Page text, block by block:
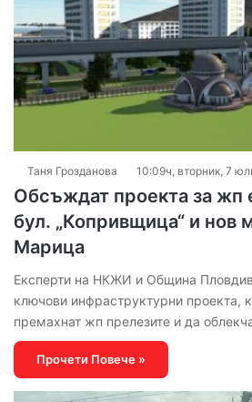
Таня Грозданова 10:09ч, вторник, 7
Обсъждат проекта за жп
бул. „Копривщица“ и нов
Марица
Експерти на НКЖИ и Община Пловдив
ключови инфраструктурни проекта,
премахнат жп прелезите и да
Прочети Повече »